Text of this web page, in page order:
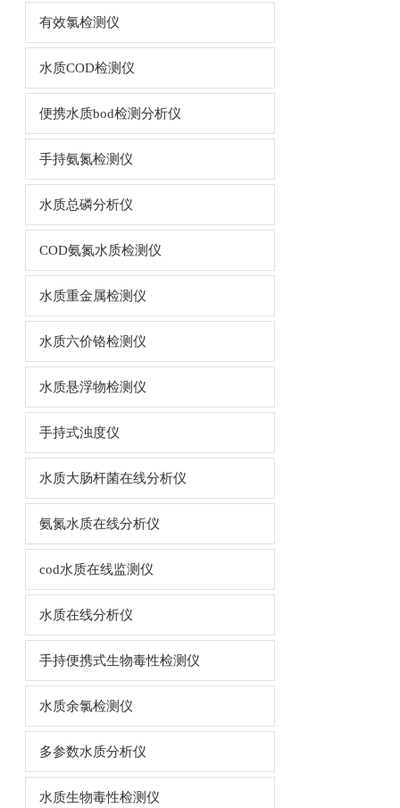
有效氯检测仪
水质COD检测仪
便携水质bod检测分析仪
手持氨氮检测仪
水质总磷分析仪
COD氨氮水质检测仪
水质重金属检测仪
水质六价铬检测仪
水质悬浮物检测仪
手持式浊度仪
水质大肠杆菌在线分析仪
氨氮水质在线分析仪
cod水质在线监测仪
水质在线分析仪
手持便携式生物毒性检测仪
水质余氯检测仪
多参数水质分析仪
水质生物毒性检测仪